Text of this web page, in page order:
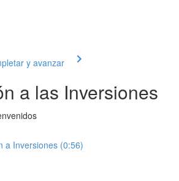
y avanzar
a las Inversiones
a Inversiones (0:56)